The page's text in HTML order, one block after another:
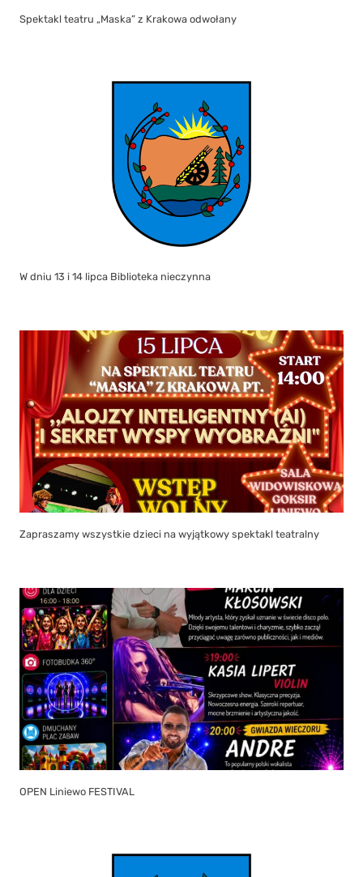
Spektakl teatru „Maska” z Krakowa odwołany
W dniu 13 i 14 lipca Biblioteka nieczynna
Zapraszamy wszystkie dzieci na wyjątkowy spektakl teatralny
OPEN Liniewo FESTIVAL